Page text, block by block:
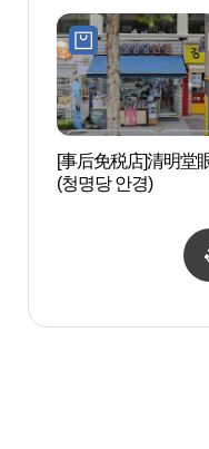
[事后免税店]清明堂
(청명당 안경)